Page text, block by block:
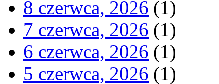
8 czerwca, 2026 (1)
7 czerwca, 2026 (1)
6 czerwca, 2026 (1)
5 czerwca, 2026 (1)